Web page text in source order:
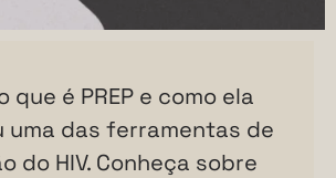
que é PREP e como ela
uma das ferramentas de
do HIV. Conheça sobre